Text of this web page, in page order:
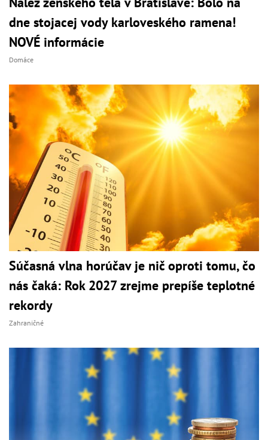
dne stojacej vody karloveského ramena!
NOVÉ informácie
Domáce
Súčasná vlna horúčav je nič oproti tomu, čo
nás čaká: Rok 2027 zrejme prepíše teplotné
rekordy
Zahraničné